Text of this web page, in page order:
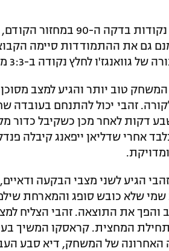
גם את ההתמודדות סיימה
לחלץ נקודה ב-3:3 משוגע בכיכובם של שני הישראלים.
זהבי יכול להתנחם
דקות לאחר מכן כשקיבל כדור
אחרי שדליאן ייפאנג קיבלה
הגיע לשני מצבי הבקעה
המחצית. קראסקו המשיך
של המשחק, דיא סבע